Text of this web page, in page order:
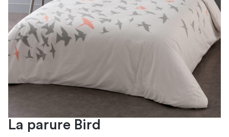
La parure Bird